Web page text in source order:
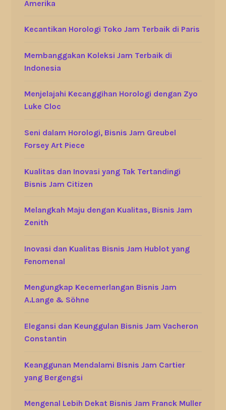
Amerika
Kecantikan Horologi Toko Jam Terbaik di Paris
Membanggakan Koleksi Jam Terbaik di
Indonesia
Menjelajahi Kecanggihan Horologi dengan Zyo
Luke Cloc
Seni dalam Horologi, Bisnis Jam Greubel
Forsey Art Piece
Kualitas dan Inovasi yang Tak Tertandingi
Bisnis Jam Citizen
Melangkah Maju dengan Kualitas, Bisnis Jam
Zenith
Inovasi dan Kualitas Bisnis Jam Hublot yang
Fenomenal
Mengungkap Kecemerlangan Bisnis Jam
A.Lange & Söhne
Elegansi dan Keunggulan Bisnis Jam Vacheron
Constantin
Keanggunan Mendalami Bisnis Jam Cartier
yang Bergengsi
Mengenal Lebih Dekat Bisnis Jam Franck Muller